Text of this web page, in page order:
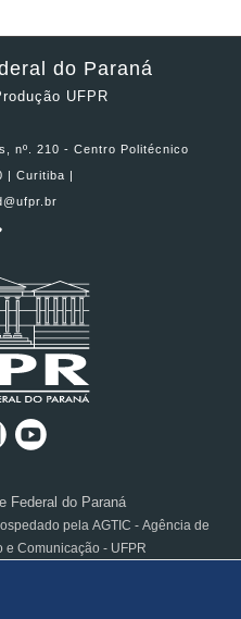
do Paraná
UFPR
nº. 210 - Centro Politécnico
| Curitiba |
Federal do Paraná
pela AGTIC - Agência de
e Comunicação - UFPR